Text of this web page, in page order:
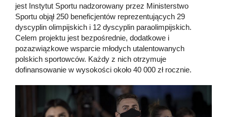
jest Instytut Sportu nadzorowany przez Ministerstwo
Sportu objął 250 beneficjentów reprezentujących 29
dyscyplin olimpijskich i 12 dyscyplin paraolimpijskich.
Celem projektu jest bezpośrednie, dodatkowe i
pozazwiązkowe wsparcie młodych utalentowanych
polskich sportowców. Każdy z nich otrzymuje
dofinansowanie w wysokości około 40 000 zł rocznie.